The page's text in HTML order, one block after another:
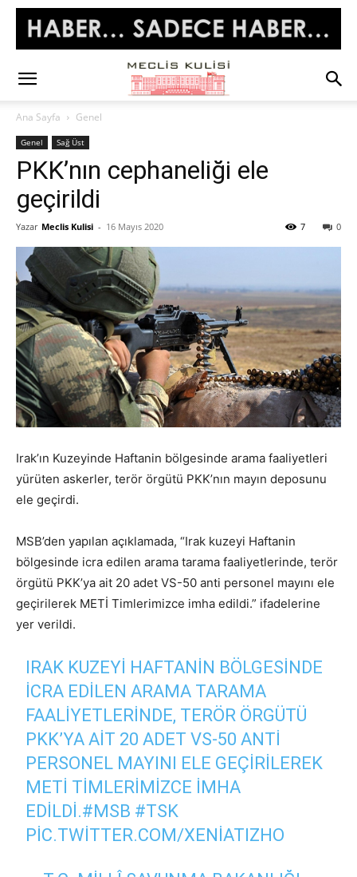
Ana Sayfa Genel
Genel Sağ Üst
PKK’nın cephaneliği ele
geçirildi
Yazar Meclis Kulisi - 16 Mayıs 2020 0
7
Irak’ın Kuzeyinde Haftanin bölgesinde arama faaliyetleri
yürüten askerler, terör örgütü PKK’nın mayın deposunu
ele geçirdi.
MSB’den yapılan açıklamada, “Irak kuzeyi Haftanin
bölgesinde icra edilen arama tarama faaliyetlerinde, terör
örgütü PKK’ya ait 20 adet VS-50 anti personel mayını ele
geçirilerek METİ Timlerimizce imha edildi.” ifadelerine
yer verildi.
IRAK KUZEYI HAFTANIN BÖLGESINDE
ICRA EDILEN ARAMA TARAMA
FAALIYETLERINDE, TERÖR ÖRGÜTÜ
PKK’YA AIT 20 ADET VS-50 ANTI
PERSONEL MAYINI ELE GEÇIRILEREK
METİ TIMLERIMIZCE IMHA
EDILDI.#MSB #TSK
PIC.TWITTER.COM/XENIATIZHO